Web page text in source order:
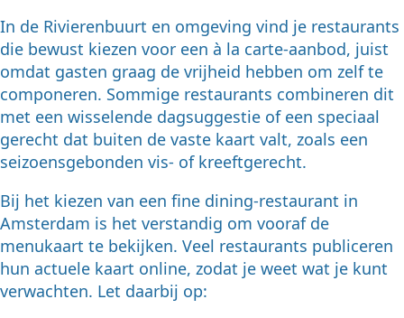
In de Rivierenbuurt en omgeving vind je restaurants
die bewust kiezen voor een à la carte-aanbod, juist
omdat gasten graag de vrijheid hebben om zelf te
componeren. Sommige restaurants combineren dit
met een wisselende dagsuggestie of een speciaal
gerecht dat buiten de vaste kaart valt, zoals een
seizoensgebonden vis- of kreeftgerecht.
Bij het kiezen van een fine dining-restaurant in
Amsterdam is het verstandig om vooraf de
menukaart te bekijken. Veel restaurants publiceren
hun actuele kaart online, zodat je weet wat je kunt
verwachten. Let daarbij op: